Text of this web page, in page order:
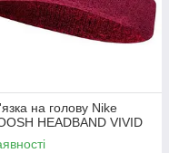
на голову Nike
HEADBAND VIVID